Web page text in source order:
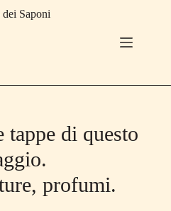
tappe di questo
profumi.